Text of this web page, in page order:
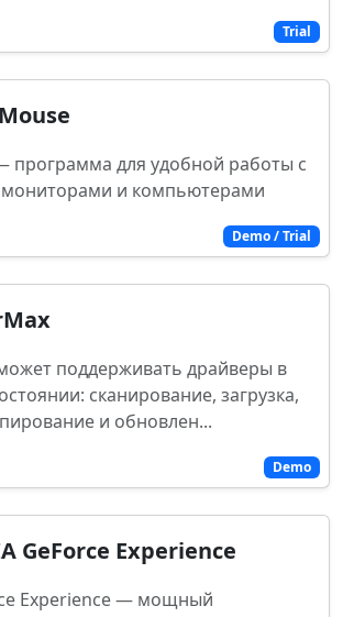
Trial
Demo / Trial
программа для удобной работы с
и компьютерами
Demo
поддерживать драйверы в
сканирование, загрузка,
и обновлен...
GeForce Experience
Experience — мощный